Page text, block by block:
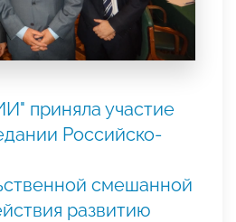
приняла участие
Российско-
смешанной
развитию